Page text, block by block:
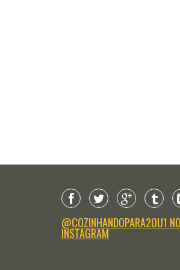
@COZINHANDOPARA2OU1 NO
INSTAGRAM